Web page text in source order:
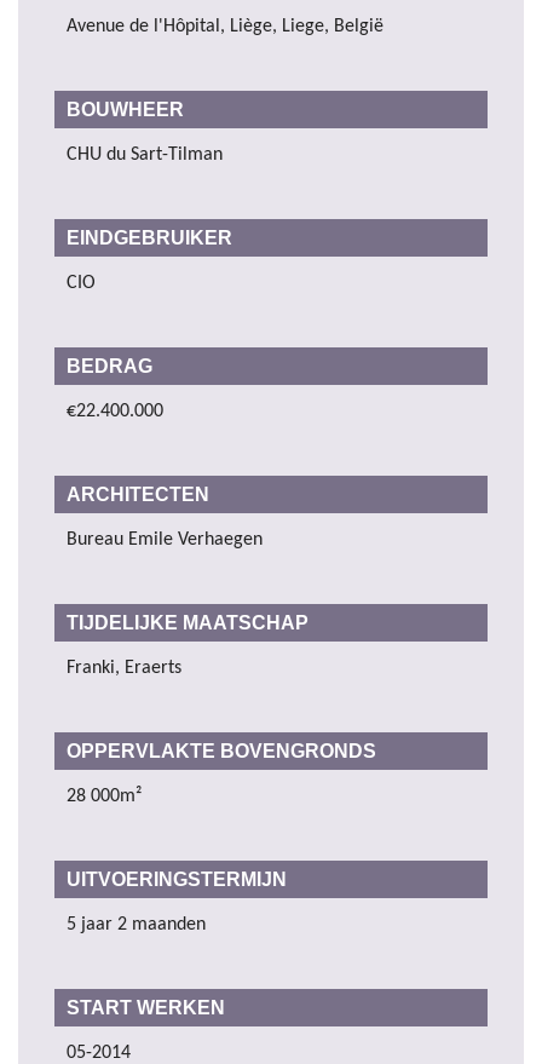
Avenue de l'Hôpital, Liège, Liege, België
BOUWHEER
CHU du Sart-Tilman
EINDGEBRUIKER
CIO
BEDRAG
€22.400.000
ARCHITECTEN
Bureau Emile Verhaegen
TIJDELIJKE MAATSCHAP
Franki, Eraerts
OPPERVLAKTE BOVENGRONDS
28 000m²
UITVOERINGSTERMIJN
5 jaar 2 maanden
START WERKEN
05-2014